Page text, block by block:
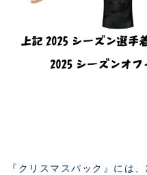
各校紹介・アクセス
ニュース
施設紹介
『クリスマスパック』には